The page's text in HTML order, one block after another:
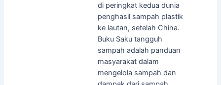
di peringkat kedua dunia
penghasil sampah plastik
ke lautan, setelah China.
Buku Saku tangguh
sampah adalah panduan
masyarakat dalam
mengelola sampah dan